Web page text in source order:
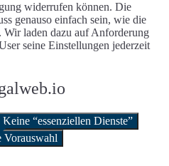
widerrufen können. Die
genauso einfach sein, wie die
laden dazu auf Anforderung
seine Einstellungen jederzeit
Keine “essenziellen Dienste”
Vorauswahl